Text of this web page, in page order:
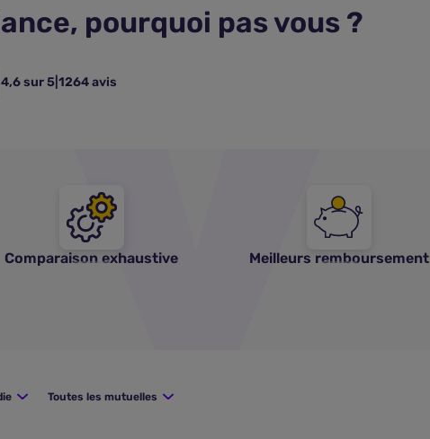
pourquoi pas vous ?
4,6 sur 5 1264 avis
Comparaison exhaustive Meilleurs remboursement
Toutes les mutuelles